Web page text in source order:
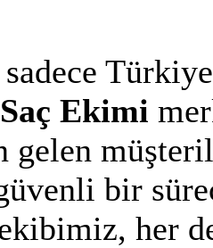
Saç Ekimi
gelen
bir
her